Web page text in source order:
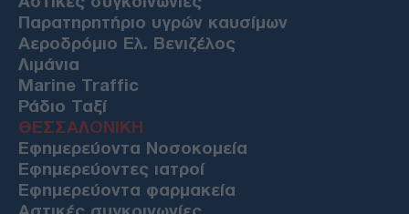
Παρατηρητήριο υγρών καυσίμων
Αεροδρόμιο Ελ. Βενιζέλος
Λιμάνια
Marine Traffic
Ράδιο Ταξί
ΘΕΣΣΑΛΟΝΙΚΗ
Εφημερεύοντα Νοσοκομεία
Εφημερεύοντες ιατροί
Εφημερεύοντα φαρμακεία